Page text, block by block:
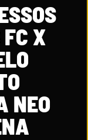
X
NEO